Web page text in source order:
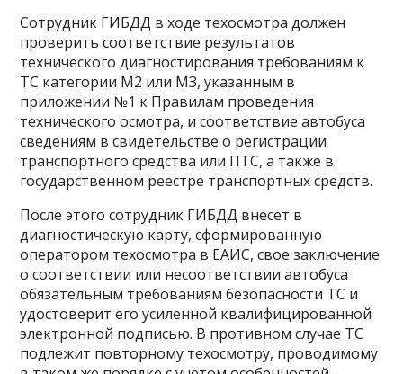
Сотрудник ГИБДД в ходе техосмотра должен
проверить соответствие результатов
технического диагностирования требованиям к
ТС категории М2 или МЗ, указанным в
приложении №1 к Правилам проведения
технического осмотра, и соответствие автобуса
сведениям в свидетельстве о регистрации
транспортного средства или ПТС, а также в
государственном реестре транспортных средств.
После этого сотрудник ГИБДД внесет в
диагностическую карту, сформированную
оператором техосмотра в ЕАИС, свое заключение
о соответствии или несоответствии автобуса
обязательным требованиям безопасности ТС и
удостоверит его усиленной квалифицированной
электронной подписью. В противном случае ТС
подлежит повторному техосмотру, проводимому